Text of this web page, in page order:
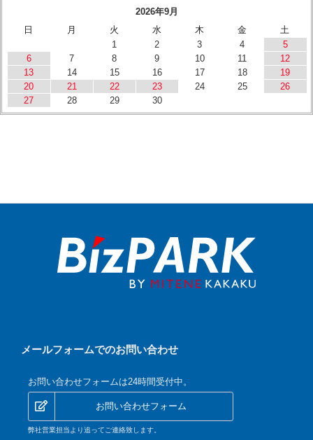
2026年9月
日
月 火 水 木 金
土
1
2 3 4
5
6
7 8 9 10 11
12
13
14 15 16 17 18
19
20
21 22 23 24 25
26
27
28 29 30
メールフォームでのお問い合わせ
お問い合わせフォームは24時間受付中。
お問い合わせフォーム
弊社営業担当より追ってご連絡致します。